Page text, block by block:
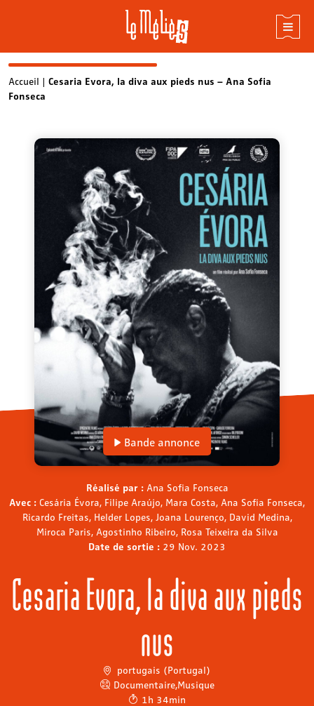
Skip
to
Accueil | Cesaria Evora, la diva aux pieds nus – Ana Sofia
Fonseca
Bande annonce
Réalisé par : Ana Sofia Fonseca
Avec : Cesária Évora, Filipe Araújo, Mara Costa, Ana Sofia Fonseca,
Ricardo Freitas, Helder Lopes, Joana Lourenço, David Medina,
Miroca Paris, Agostinho Ribeiro, Rosa Teixeira da Silva
Date de sortie : 29 Nov. 2023
Cesaria Evora, la diva aux pieds
nus
portugais (Portugal)
Documentaire,Musique
1h 34min